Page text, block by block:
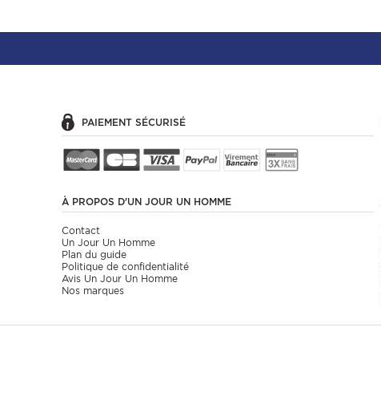
PAIEMENT SÉCURISÉ
À PROPOS D'UN JOUR UN HOMME
Contact
Un Jour Un Homme
Plan du guide
Politique de confidentialité
Avis Un Jour Un Homme
Nos marques